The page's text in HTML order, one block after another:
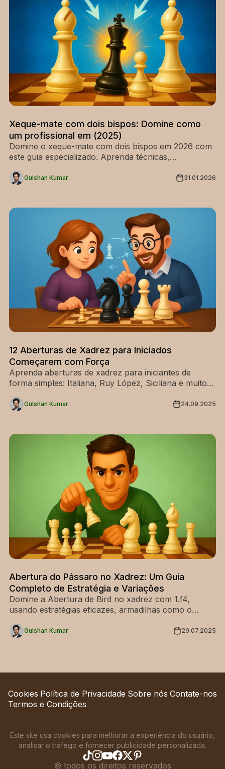
Xeque-mate com dois bispos: Domine como
um profissional em (2025)
Domine o xeque-mate com dois bispos em 2026 com
este guia especializado. Aprenda técnicas,
como um verdadeiro profissional de finais.
Gulshan Kumar 31.01.2026
12 Aberturas de Xadrez para Iniciados
Começarem com Força
Aprenda aberturas de xadrez para iniciantes de
forma simples: Italiana, Ruy López, Siciliana e muito
seus primeiros lances!
Gulshan Kumar 24.09.2025
Abertura do Pássaro no Xadrez: Um Guia
Completo de Estratégia e Variações
Domine a Abertura de Bird no xadrez com 1.f4,
usando estratégias eficazes, armadilhas como o
Pretas.Gulshan Kumar 29.07.2025
Cookies Política de Privacidade Sobre nós Contate-nos
Termos e Condições
Este site usa cookies para melhorar a experiência do usuário,
analisar o tráfego e fornecer publicidade personalizada.
© todos os direitos reservados